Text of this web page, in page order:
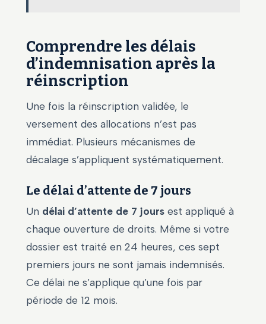
Comprendre les délais
d’indemnisation après la
réinscription
Une fois la réinscription validée, le
versement des allocations n’est pas
immédiat. Plusieurs mécanismes de
décalage s’appliquent systématiquement.
Le délai d’attente de 7 jours
Un délai d’attente de 7 jours est appliqué à
chaque ouverture de droits. Même si votre
dossier est traité en 24 heures, ces sept
premiers jours ne sont jamais indemnisés.
Ce délai ne s’applique qu’une fois par
période de 12 mois.